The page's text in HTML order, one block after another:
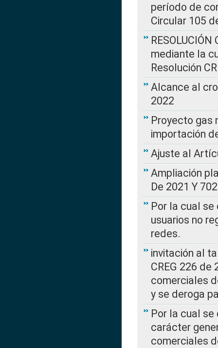
período de
Circular 105
mediante la
Resolución
Alcance al
2022
Proyecto gas
importación
Ajuste al
Ampliación
De 2021 Y
Por la cual
usuarios no
redes.
invitación al
CREG 226
comerciales
y se deroga
Por la cual
carácter
comerciales